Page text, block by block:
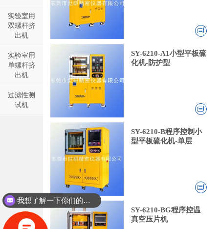
实验室用
双螺杆挤
出机
实验室用
单螺杆挤
出机
过滤性测
试机
SY-6210-A1小型平板硫
化机-防护型
SY-6210-B程序控制小
型平板硫化机-单层
SY-6210-BG程序控温
真空压片机
我想了解一下你们的双螺杆挤出机同？